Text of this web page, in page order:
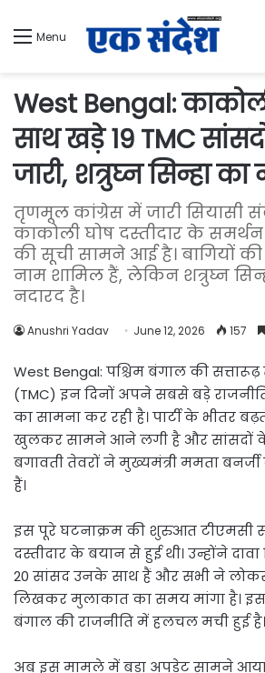
Menu
West Bengal:
साथ खड़े 19 TMC
जारी, शत्रुघ्न सिन्हा का
तृणमूल कांग्रेस में जारी सियासी
काकोली घोष दस्तीदार के
की सूची सामने आई है। बागियों
नाम शामिल हैं, लेकिन शत्रुघ्न
नदारद है।
Anushri Yadav June 12, 2026 157
West Bengal: पश्चिम बंगाल की
(TMC) इन दिनों अपने सबसे बड़े
का सामना कर रही है। पार्टी के भीतर
खुलकर सामने आने लगी है और सांसदों
बगावती तेवरों ने मुख्यमंत्री ममता
हैं।
इस पूरे घटनाक्रम की शुरुआत टीएमसी
दस्तीदार के बयान से हुई थी। उन्होंने दावा
20 सांसद उनके साथ हैं और सभी ने
लिखकर मुलाकात का समय मांगा है।
बंगाल की राजनीति में हलचल मची हुई है।
अब इस मामले में बड़ा अपडेट सामने आया